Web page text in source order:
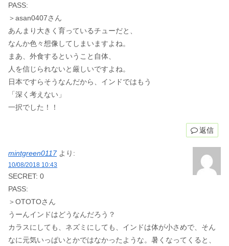
PASS:
＞asan0407さん
あんまり大きく育っているチューだと、
なんか色々想像してしまいますよね。
まあ、外食するということ自体、
人を信じられないと厳しいですよね。
日本ですらそうなんだから、インドではもう
「深く考えない」
一択でした！！
返信
mintgreen0117 より:
10/08/2018 10:43
SECRET: 0
PASS:
＞OTOTOさん
うーんインドはどうなんだろう？
カラスにしても、ネズミにしても、インドは体が小さめで、そん
なに元気いっぱいとかではなかったような。暑くなってくると、